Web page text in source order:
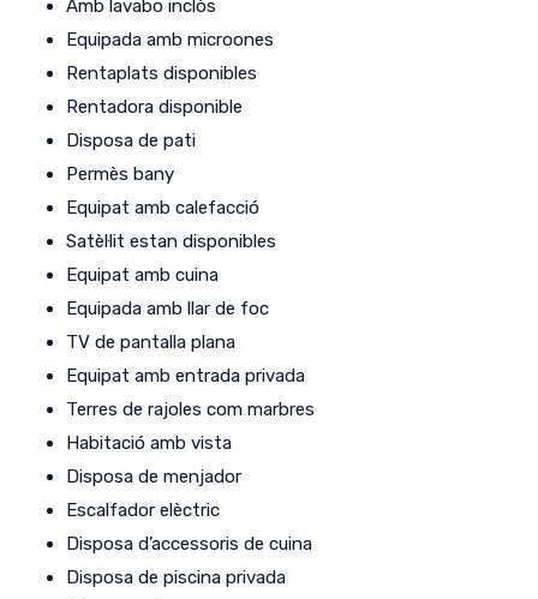
Amb lavabo inclòs
Equipada amb microones
Rentaplats disponibles
Rentadora disponible
Disposa de pati
Permès bany
Equipat amb calefacció
Satèl·lit estan disponibles
Equipat amb cuina
Equipada amb llar de foc
TV de pantalla plana
Equipat amb entrada privada
Terres de rajoles com marbres
Habitació amb vista
Disposa de menjador
Escalfador elèctric
Disposa d’accessoris de cuina
Disposa de piscina privada